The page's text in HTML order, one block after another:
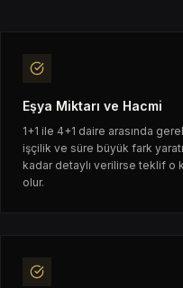
Eşya Miktarı ve Hacmi
1+1 ile 4+1 daire arasında
işçilik ve süre büyük fark
kadar detaylı verilirse teklif o
olur.